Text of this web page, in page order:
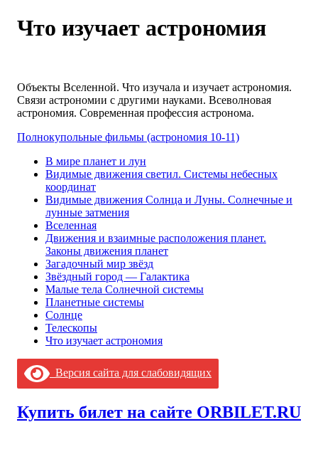
Что изучает астрономия
Объекты Вселенной. Что изучала и изучает астрономия.
Связи астрономии с другими науками. Всеволновая
астрономия. Современная профессия астронома.
Полнокупольные фильмы (астрономия 10-11)
В мире планет и лун
Видимые движения светил. Системы небесных
координат
Видимые движения Солнца и Луны. Солнечные и
лунные затмения
Вселенная
Движения и взаимные расположения планет.
Законы движения планет
Загадочный мир звёзд
Звёздный город — Галактика
Малые тела Солнечной системы
Планетные системы
Солнце
Телескопы
Что изучает астрономия
Версия сайта для слабовидящих
Купить билет на сайте ORBILET.RU